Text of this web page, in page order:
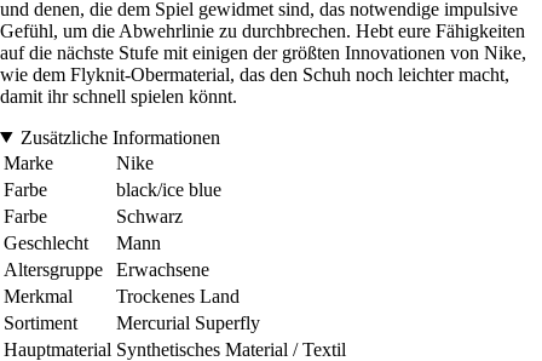
und denen, die dem Spiel gewidmet sind, das notwendige impulsive
Gefühl, um die Abwehrlinie zu durchbrechen. Hebt eure Fähigkeiten
auf die nächste Stufe mit einigen der größten Innovationen von Nike,
wie dem Flyknit-Obermaterial, das den Schuh noch leichter macht,
damit ihr schnell spielen könnt.
Zusätzliche Informationen
Marke
Nike
Farbe
black/ice blue
Farbe
Schwarz
Geschlecht
Mann
Altersgruppe
Erwachsene
Merkmal
Trockenes Land
Sortiment
Mercurial Superfly
Hauptmaterial Synthetisches Material / Textil